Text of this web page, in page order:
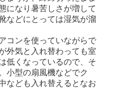
になり暑苦しさが増して
などにとっては湿気が溜
コンを使っていながらで
外気と入れ替わっても室
低くなっているので、そ
小型の扇風機などでク
なども入れ替えるとなお